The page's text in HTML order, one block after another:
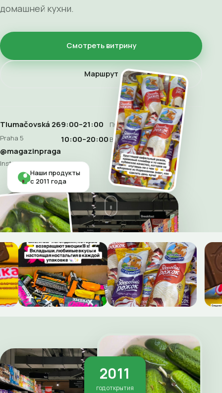
домашней кухни.
Смотреть витрину
Маршрут
Tlumačovská 26
Praha 5
9:00–21:00 Пн–Сб
10:00–20:00 Воскресенье
@magazinpraga
Instagram
Наши продукты
с 2011 года
2011
год открытия